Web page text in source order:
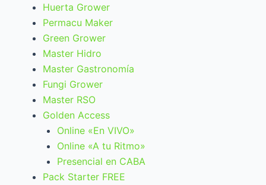
Huerta Grower
Permacu Maker
Green Grower
Master Hidro
Master Gastronomía
Fungi Grower
Master RSO
Golden Access
Online «En VIVO»
Online «A tu Ritmo»
Presencial en CABA
Pack Starter FREE